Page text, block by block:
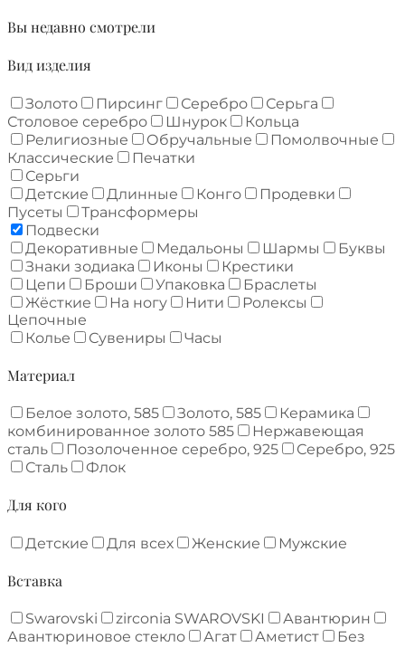
Вы недавно смотрели
Вид изделия
Золото Пирсинг Серебро
Серьга
Столовое серебро
Шнурок
Кольца
Религиозные
Обручальные
Помолвочные
Классические
Печатки
Серьги
Детские
Длинные Конго
Продевки
Пусеты
Трансформеры
Подвески
Декоративные
Медальоны Шармы
Буквы
Знаки зодиака
Иконы
Крестики
Цепи
Броши Упаковка
Браслеты
Жёсткие
На ногу Нити
Ролексы
Цепочные
Колье
Сувениры Часы
Материал
Белое золото, 585 Золото, 585
Керамика
комбинированное золото 585
Нержавеющая
сталь
Позолоченное серебро, 925
Серебро, 925
Сталь
Флок
Для кого
Детские Для всех Женские Мужские
Вставка
Swarovski zirconia SWAROVSKI
Авантюрин
Авантюриновое стекло
Агат Аметист
Без